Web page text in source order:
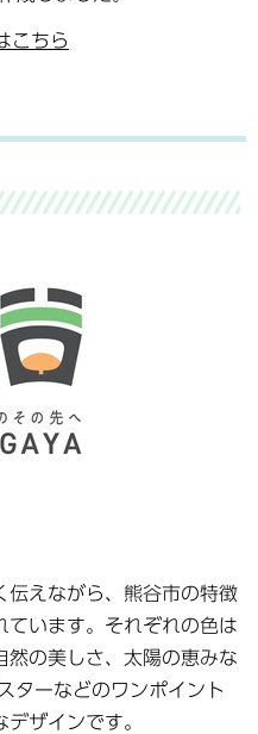
こちら
伝えながら、熊谷市の特徴
ています。それぞれの色は
然の美しさ、太陽の恵みな
ターなどのワンポイント
ザインです。